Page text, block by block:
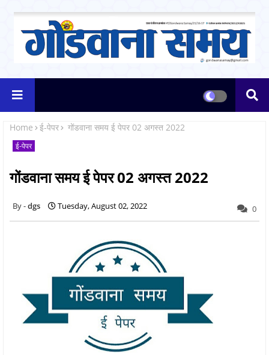
Home ई-पेपर गोंडवाना समय ई पेपर 02 अगस्त 2022
ई-पेपर
गोंडवाना समय ई पेपर 02 अगस्त 2022
dgs Tuesday, August 02, 2022 0